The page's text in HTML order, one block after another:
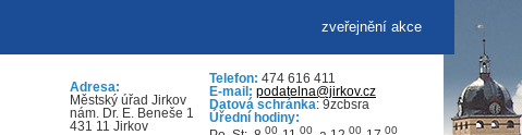
zveřejnění akce
Adresa:
Městský úřad Jirkov
nám. Dr. E. Beneše 1
431 11 Jirkov
Telefon: 474 616 411
E-mail: podatelna@jirkov.cz
Datová schránka: 9zcbsra
Úřední hodiny:
00 00 00 00